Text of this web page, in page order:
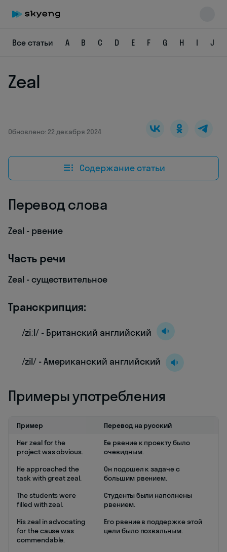
Все статьи A B C D E F G H I J
Zeal
Обновлено: 22 декабря 2024
Содержание статьи
Перевод слова
Zeal - рвение
Часть речи
Zeal - существительное
Транскрипция:
/ziːl/ - Британский английский
/zil/ - Американский английский
Примеры употребления
Пример
Перевод на русский
Her zeal for the
project was obvious.
Ее рвение к проекту было
очевидным.
He approached the
task with great zeal.
Он подошел к задаче с
большим рвением.
The students were
filled with zeal.
Студенты были наполнены
рвением.
His zeal in advocating
for the cause was
commendable.
Его рвение в поддержке этой
цели было похвальным.